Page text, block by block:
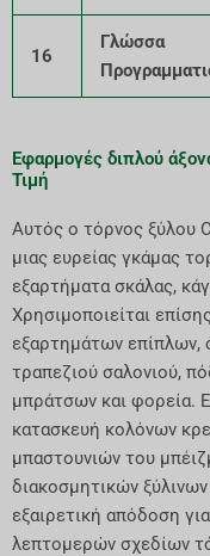
16
Γλώσσα
Εφαρμογές διπλού
Τιμή
Αυτός ο τόρνος ξύλου
μιας ευρείας γκάμας
εξαρτήματα σκάλας,
Χρησιμοποιείται
εξαρτημάτων επίπλων,
τραπεζιού σαλονιού,
μπράτσων και φορεία.
κατασκευή κολόνων
μπαστουνιών του
διακοσμητικών
εξαιρετική απόδοση
λεπτομερών σχεδίων